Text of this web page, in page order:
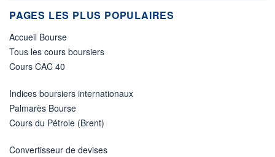
PAGES LES PLUS POPULAIRES
Accueil Bourse
Tous les cours boursiers
Cours CAC 40
Indices boursiers internationaux
Palmarès Bourse
Cours du Pétrole (Brent)
Convertisseur de devises